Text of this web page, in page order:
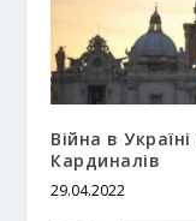
Війна в
Кардиналів
29.04.2022